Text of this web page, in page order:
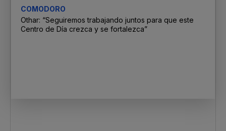
COMODORO
Othar: “Seguiremos trabajando juntos para que este
Centro de Día crezca y se fortalezca”